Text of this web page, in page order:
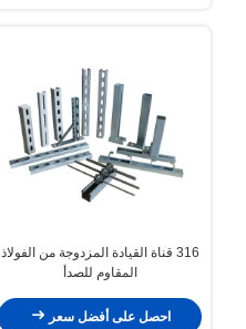
316 قناة القيادة المزدوجة من الفولاذ
المقاوم للصدأ
احصل على أفضل سعر